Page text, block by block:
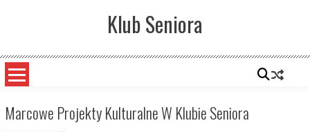
Klub Seniora
Marcowe Projekty Kulturalne W Klubie Seniora